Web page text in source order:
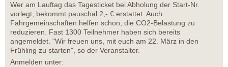
Wer am Lauftag das Tagesticket bei Abholung der Start-Nr.
vorlegt, bekommt pauschal 2,- € erstattet. Auch
Fahrgemeinschaften helfen schon, die CO2-Belastung zu
reduzieren. Fast 1300 Teilnehmer haben sich bereits
angemeldet. "Wir freuen uns, mit euch am 22. März in den
Frühling zu starten", so der Veranstalter.
Anmelden unter: